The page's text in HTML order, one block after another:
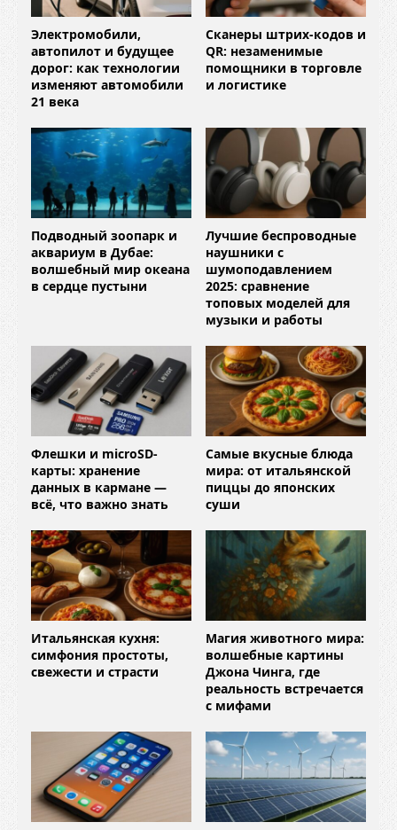
Электромобили,
автопилот и будущее
дорог: как технологии
изменяют автомобили
21 века
Сканеры штрих-кодов и
QR: незаменимые
помощники в торговле
и логистике
Подводный зоопарк и
аквариум в Дубае:
волшебный мир океана
в сердце пустыни
Лучшие беспроводные
наушники с
шумоподавлением
2025: сравнение
топовых моделей для
музыки и работы
Флешки и microSD-
карты: хранение
данных в кармане —
всё, что важно знать
Самые вкусные блюда
мира: от итальянской
пиццы до японских
суши
Итальянская кухня:
симфония простоты,
свежести и страсти
Магия животного мира:
волшебные картины
Джона Чинга, где
реальность встречается
с мифами